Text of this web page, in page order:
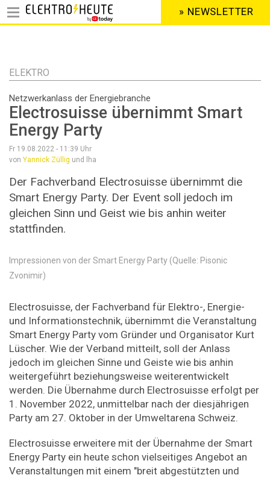
Inhalt
HEADER
MENU
» NEWSLETTER
ELEKTRO
Netzwerkanlass der Energiebranche
Electrosuisse übernimmt Smart
Energy Party
Fr 19.08.2022 - 11:39 Uhr
von Yannick Züllig und lha
Der Fachverband Electrosuisse übernimmt die
Smart Energy Party. Der Event soll jedoch im
gleichen Sinn und Geist wie bis anhin weiter
stattfinden.
Impressionen von der Smart Energy Party (Quelle: Pisonic
Zvonimir)
Electrosuisse, der Fachverband für Elektro-, Energie-
und Informationstechnik, übernimmt die Veranstaltung
Smart Energy Party vom Gründer und Organisator Kurt
Lüscher. Wie der Verband mitteilt, soll der Anlass
jedoch im gleichen Sinne und Geiste wie bis anhin
weitergeführt beziehungsweise weiterentwickelt
werden. Die Übernahme durch Electrosuisse erfolgt per
1. November 2022, unmittelbar nach der diesjährigen
Party am 27. Oktober in der Umweltarena Schweiz.
Electrosuisse erweitere mit der Übernahme der Smart
Energy Party ein heute schon vielseitiges Angebot an
Veranstaltungen mit einem "breit abgestützten und